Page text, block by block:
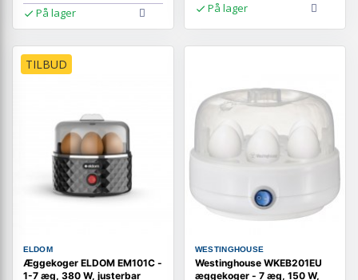
På lager På lager
TILBUD
ELDOM
Æggekoger ELDOM EM101C -
1-7 æg, 380 W, justerbar
WESTINGHOUSE
Westinghouse WKEB201EU
æggekoger - 7 æg, 150 W,